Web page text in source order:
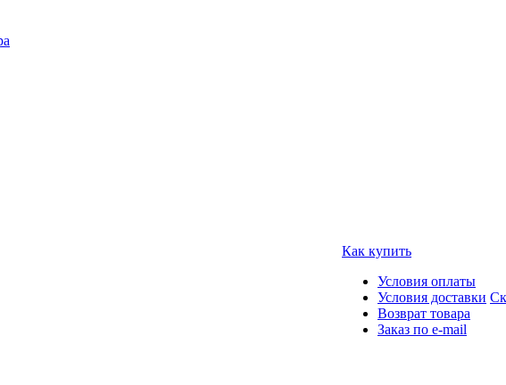
Как купить
Условия оплаты
Условия доставки
Возврат товара
Заказ по e-mail